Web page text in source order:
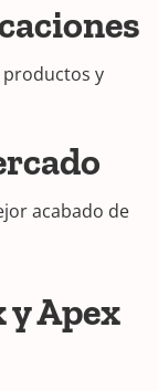
y
acabado de
y Apex